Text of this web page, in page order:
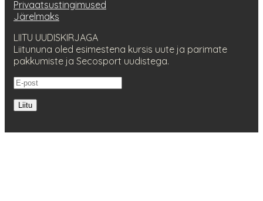
Privaatsustingimused
Järelmaks
LIITU UUDISKIRJAGA
Liitununa oled esimestena kursis uute ja parimate
pakkumiste ja Secosport uudistega.
Liitu